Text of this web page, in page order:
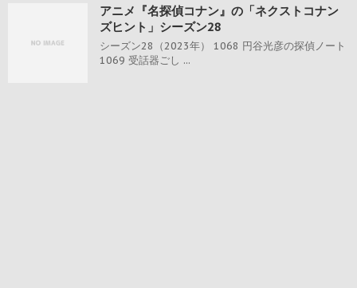
アニメ『名探偵コナン』の「ネクストコナン
ズヒント」シーズン28
シーズン28（2023年） 1068 円谷光彦の探偵ノート
1069 受話器ごし ...